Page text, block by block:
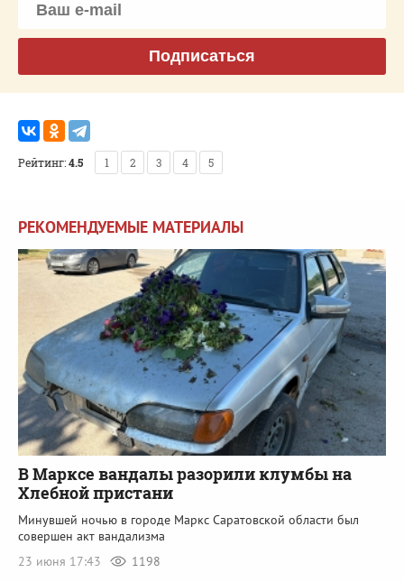
Подписаться
Рейтинг:4.5 1 2 3 4 5
РЕКОМЕНДУЕМЫЕ МАТЕРИАЛЫ
В Марксе вандалы разорили клумбы на
Хлебной пристани
Минувшей ночью в городе Маркс Саратовской области был
совершен акт вандализма
23 июня 17:43
1198